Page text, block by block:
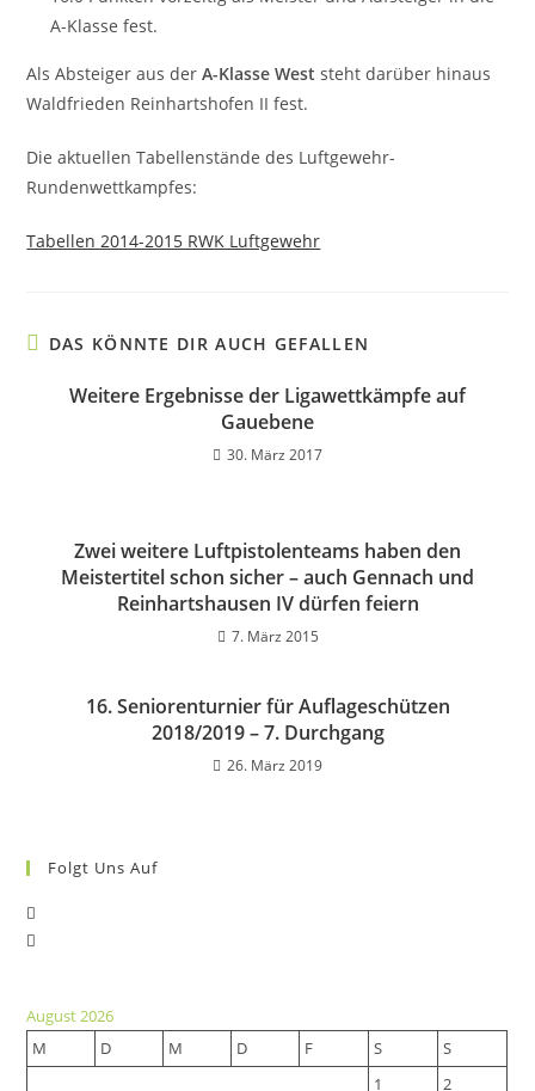
A-Klasse fest.
Als Absteiger aus derA-Klasse West steht darüber hinaus
Waldfrieden Reinhartshofen II fest.
Die aktuellen Tabellenstände des Luftgewehr-
Rundenwettkampfes:
Tabellen 2014-2015 RWK Luftgewehr
DAS KÖNNTE DIR AUCH GEFALLEN
Weitere Ergebnisse der Ligawettkämpfe auf
Gauebene
30. März 2017
Zwei weitere Luftpistolenteams haben den
Meistertitel schon sicher – auch Gennach und
Reinhartshausen IV dürfen feiern
7. März 2015
16. Seniorenturnier für Auflageschützen
2018/2019 – 7. Durchgang
26. März 2019
Folgt Uns Auf
tab
new
tab
August 2026
M
D M D F S
S
1
2